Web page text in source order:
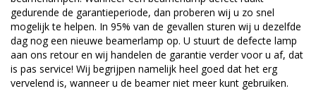
gedurende de garantieperiode, dan proberen wij u zo snel
mogelijk te helpen. In 95% van de gevallen sturen wij u dezelfde
dag nog een nieuwe beamerlamp op. U stuurt de defecte lamp
aan ons retour en wij handelen de garantie verder voor u af, dat
is pas service! Wij begrijpen namelijk heel goed dat het erg
vervelend is, wanneer u de beamer niet meer kunt gebruiken.